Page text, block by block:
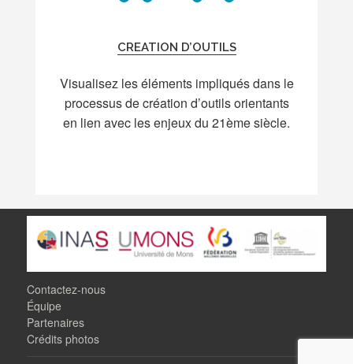
CREATION D’OUTILS
Visualisez les éléments impliqués dans le
processus de création d’outils orientants
en lien avec les enjeux du 21ème siècle.
Contactez-nous
Équipe
Partenaires
Crédits photos